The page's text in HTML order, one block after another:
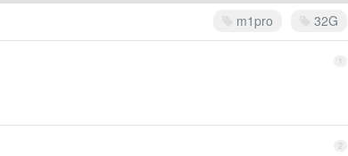
m1pro 32G
1
2